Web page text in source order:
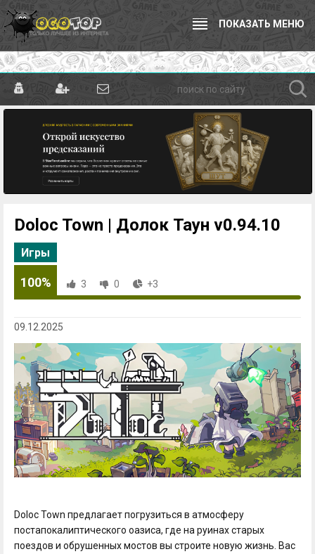
ПОКАЗАТЬ МЕНЮ
Doloc Town | Долок Таун v0.94.10
Игры
100% 3 0 +3
09.12.2025
Doloc Town предлагает погрузиться в атмосферу
постапокалиптического оазиса, где на руинах старых
поездов и обрушенных мостов вы строите новую жизнь. Вас